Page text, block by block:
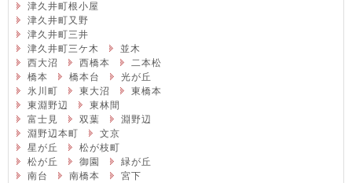
津久井町根小屋
津久井町又野
津久井町三井
津久井町三ケ木
並木
西大沼
西橋本
二本松
橋本
橋本台
光が丘
氷川町
東大沼
東橋本
東淵野辺
東林間
富士見
双葉
淵野辺
淵野辺本町
文京
星が丘
松が枝町
松が丘
御園
緑が丘
南台
南橋本
宮下